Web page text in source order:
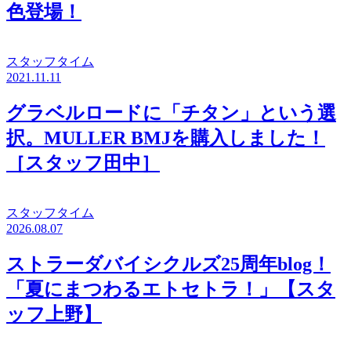
色登場！
スタッフタイム
2021.11.11
グラベルロードに「チタン」という選
択。MULLER BMJを購入しました！
［スタッフ田中］
スタッフタイム
2026.08.07
ストラーダバイシクルズ25周年blog！
「夏にまつわるエトセトラ！」【スタ
ッフ上野】